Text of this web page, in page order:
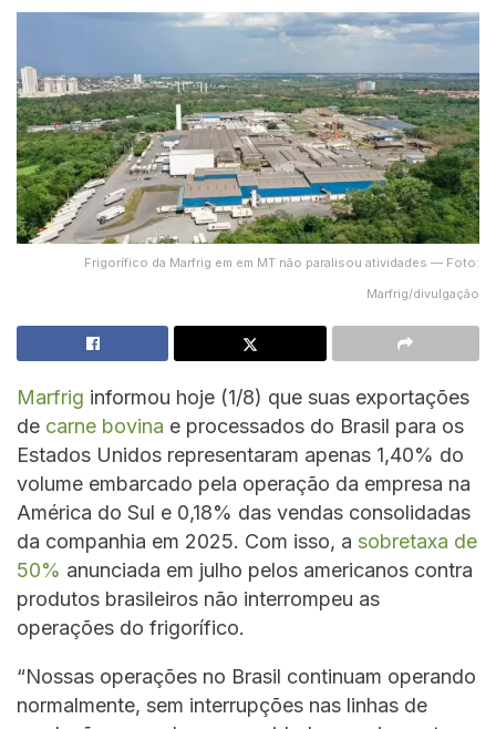
Frigorífico da Marfrig em em MT não paralisou atividades — Foto:
Marfrig/divulgação
Marfrig informou hoje (1/8) que suas exportações
de carne bovina e processados do Brasil para os
Estados Unidos representaram apenas 1,40% do
volume embarcado pela operação da empresa na
América do Sul e 0,18% das vendas consolidadas
da companhia em 2025. Com isso, a sobretaxa de
50% anunciada em julho pelos americanos contra
produtos brasileiros não interrompeu as
operações do frigorífico.
“Nossas operações no Brasil continuam operando
normalmente, sem interrupções nas linhas de